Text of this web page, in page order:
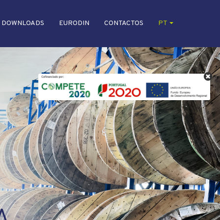
DOWNLOADS EURODIN CONTACTOS PT